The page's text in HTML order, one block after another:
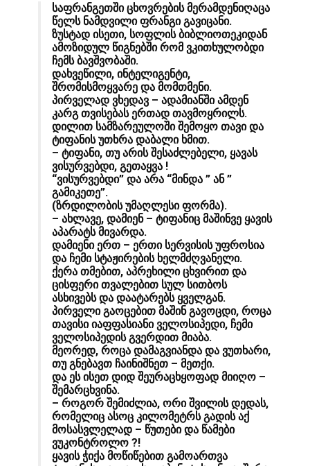
საფრანგეთში ცხოვრების მერამდენიღაცა
წელს ნამდვილი ფრანგი გავიცანი.
ზუსტად ისეთი, სოფლის ბიბლიოთეკიდან
ამოზიდულ წიგნებში რომ ვკითხულობდი
ჩემს ბავშვობაში.
დახვეწილი, ინტელიგენტი,
შრომისმოყვარე და მომთმენი.
პირველად ვხედავ – ადამიანში ამდენ
კარგ თვისებას ერთად თავმოყრილს.
დილით სამზარეულოში შემოყო თავი და
ტიფანის უთხრა დაბალი ხმით.
– ტიფანი, თუ არის შესაძლებელი, ყავას
ვისურვებდი, გეთაყვა !
“ვისურვებდი” და არა “მინდა ” ან ”
გამიკეთე”.
(ზრდილობის უმაღლესი ფორმა).
– ახლავე, დამიენ – ტიფანიც მაშინვე ყავის
აპარატს მივარდა.
დამიენი ერთ – ერთი სერვისის უფროსია
და ჩემი სტაჟირების ხელმძღვანელი.
ქერა თმებით, აპრეხილი ცხვირით და
ცისფერი თვალებით სულ სითბოს
ასხივებს და დაატარებს ყველგან.
პირველი გაოცებით მაშინ გავოცდი, როცა
თავისი იაფფასიანი ველოსიპედი, ჩემი
ველოსიპედის გვერდით მიაბა.
მეორედ, როცა დამაგვიანდა და ვუთხარი,
თუ გნებავთ ჩაინიშნეთ – მეთქი.
და ეს ისეთ დიდ შეურაცხყოფად მიიღო –
შემარცხვინა.
– როგორ შემიძლია, ორი შვილის დედას,
რომელიც ასოც კილომეტრს გადის აქ
მოსასვლელად – წუთები და წამები
ვუკონტროლო ?!
ყავის ჭიქა მოწიწებით გამოართვა